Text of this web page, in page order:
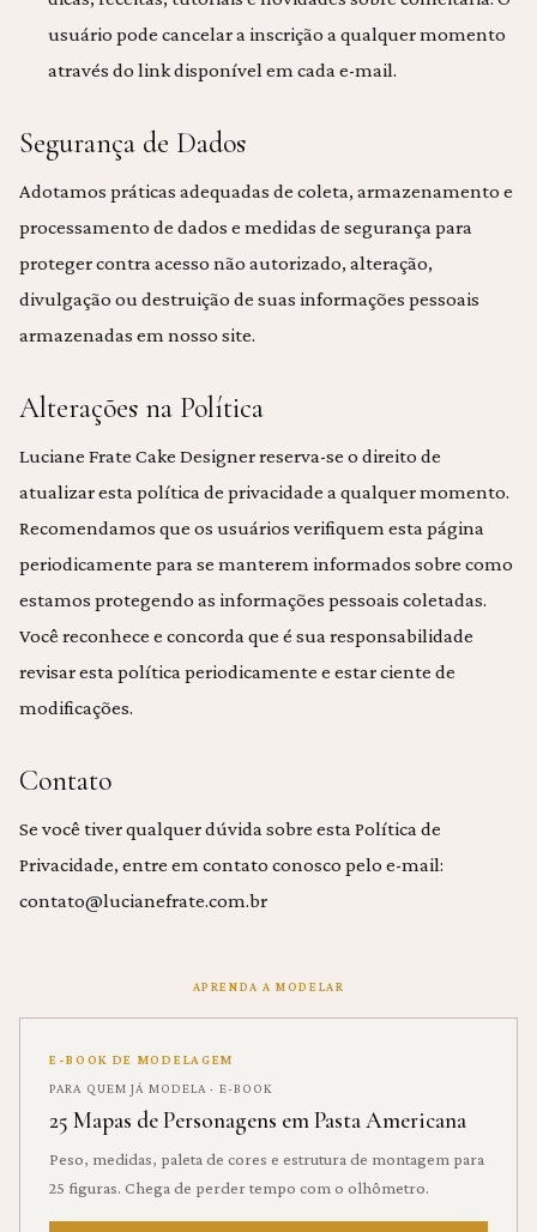
usuário pode cancelar a inscrição a qualquer momento
através do link disponível em cada e-mail.
Segurança de Dados
Adotamos práticas adequadas de coleta, armazenamento e
processamento de dados e medidas de segurança para
proteger contra acesso não autorizado, alteração,
divulgação ou destruição de suas informações pessoais
armazenadas em nosso site.
Alterações na Política
Luciane Frate Cake Designer reserva-se o direito de
atualizar esta política de privacidade a qualquer momento.
Recomendamos que os usuários verifiquem esta página
periodicamente para se manterem informados sobre como
estamos protegendo as informações pessoais coletadas.
Você reconhece e concorda que é sua responsabilidade
revisar esta política periodicamente e estar ciente de
modificações.
Contato
Se você tiver qualquer dúvida sobre esta Política de
Privacidade, entre em contato conosco pelo e-mail:
contato@lucianefrate.com.br
APRENDA A MODELAR
E-BOOK DE MODELAGEM
PARA QUEM JÁ MODELA · E-BOOK
25 Mapas de Personagens em Pasta Americana
Peso, medidas, paleta de cores e estrutura de montagem para
25 figuras. Chega de perder tempo com o olhômetro.